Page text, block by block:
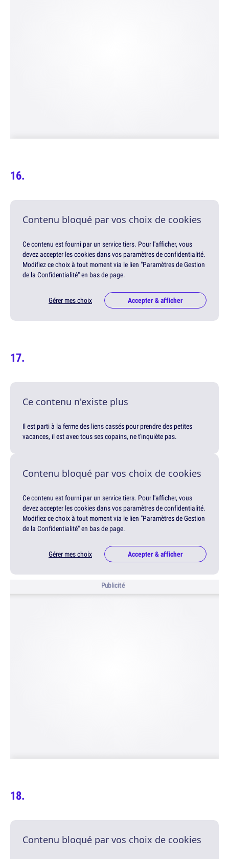
Contenu bloqué par vos choix de cookies
Ce contenu est fourni par un service tiers. Pour l'afficher, vous
devez accepter les cookies dans vos paramètres de confidentialité.
Modifiez ce choix à tout moment via le lien "Paramètres de Gestion
de la Confidentialité" en bas de page.
Gérer mes choix Accepter & afficher
Ce contenu n'existe plus
Il est parti à la ferme des liens cassés pour prendre des petites
vacances, il est avec tous ses copains, ne t'inquiète pas.
Contenu bloqué par vos choix de cookies
Ce contenu est fourni par un service tiers. Pour l'afficher, vous
devez accepter les cookies dans vos paramètres de confidentialité.
Modifiez ce choix à tout moment via le lien "Paramètres de Gestion
de la Confidentialité" en bas de page.
Gérer mes choix Accepter & afficher
Publicité
Contenu bloqué par vos choix de cookies